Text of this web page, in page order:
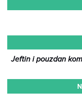
Jeftin i pouzdan